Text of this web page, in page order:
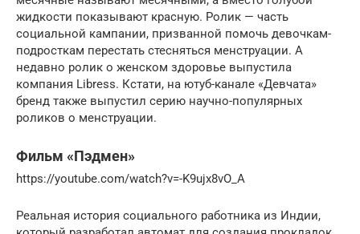
жидкости показывают красную. Ролик — часть
социальной кампании, призванной помочь девочкам-
подросткам перестать стесняться менструации. А
недавно ролик о женском здоровье выпустила
компания Libress. Кстати, на ютуб-канале «Девчата»
бренд также выпустил серию научно-популярных
роликов о менструации.
Фильм «Пэдмен»
https://youtube.com/watch?v=-K9ujx8vO_A
Реальная история социального работника из Индии,